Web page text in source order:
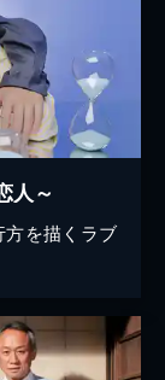
人～
を描くラブ